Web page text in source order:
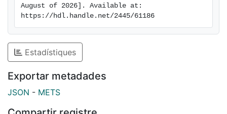
August of 2026]. Available at:
https://hdl.handle.net/2445/61186
Estadístiques
Exportar metadades
JSON - METS